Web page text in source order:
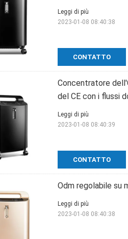
CONTATTO
Leggi di più
2023-01-08 08:40:38
Concentratore
del CE con i flussi
CONTATTO
Leggi di più
2023-01-08 08:40:39
Odm regolabile su
Leggi di più
2023-01-08 08:40:38